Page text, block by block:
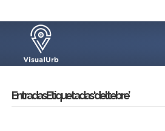
Entradas Etiquetadas ‘deltebre’